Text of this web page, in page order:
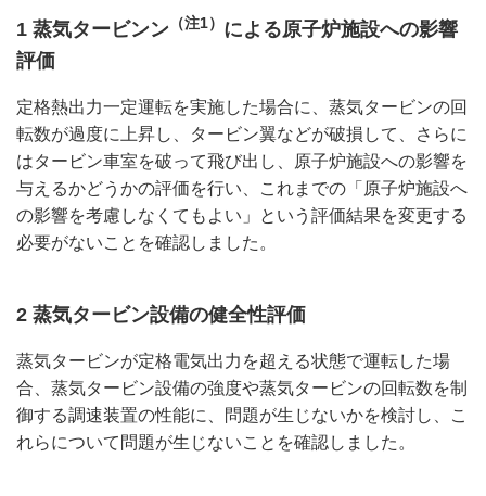
1 蒸気タービンン （注1） による原子炉施設への影響
評価
定格熱出力一定運転を実施した場合に、蒸気タービンの回
転数が過度に上昇し、タービン翼などが破損して、さらに
はタービン車室を破って飛び出し、原子炉施設への影響を
与えるかどうかの評価を行い、これまでの「原子炉施設へ
の影響を考慮しなくてもよい」という評価結果を変更する
必要がないことを確認しました。
2 蒸気タービン設備の健全性評価
蒸気タービンが定格電気出力を超える状態で運転した場
合、蒸気タービン設備の強度や蒸気タービンの回転数を制
御する調速装置の性能に、問題が生じないかを検討し、こ
れらについて問題が生じないことを確認しました。